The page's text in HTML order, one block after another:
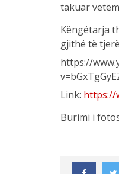
takuar
Këngëtarja
gjithë të
https://
Link: https://
Burimi i